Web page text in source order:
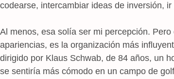
codearse, intercambiar ideas de inversión,
Al menos, esa solía ser mi percepción.
apariencias, es la organización más
dirigido por Klaus Schwab, de 84 años, un
se sentiría más cómodo en un campo de